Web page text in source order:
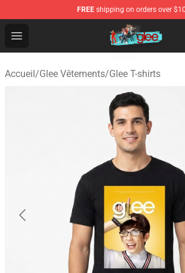
FREE shipping on orders over
Open menu
Glee Store - Official Glee Merchandise
Accueil/Glee Vêtements/Glee T-shirts